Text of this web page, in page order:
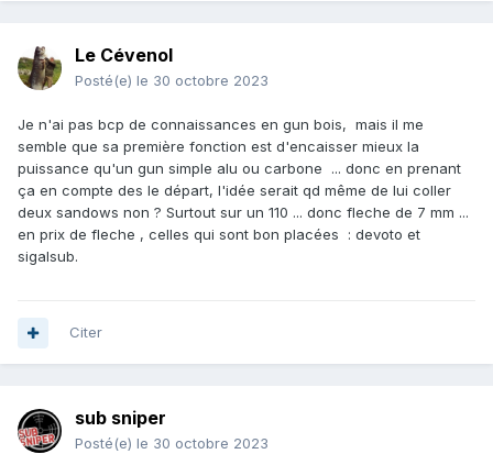
Le Cévenol
Posté(e) le 30 octobre 2023
Je n'ai pas bcp de connaissances en gun bois, mais il me
semble que sa première fonction est d'encaisser mieux la
puissance qu'un gun simple alu ou carbone ... donc en prenant
ça en compte des le départ, l'idée serait qd même de lui coller
deux sandows non ? Surtout sur un 110 ... donc fleche de 7 mm ...
en prix de fleche , celles qui sont bon placées : devoto et
sigalsub.
Citer
sub sniper
Posté(e) le 30 octobre 2023